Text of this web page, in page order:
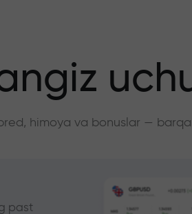
himoya va bonuslar —
past